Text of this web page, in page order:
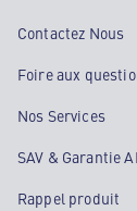
Contactez Nous
Foire aux
Nos Services
SAV & Garantie
Rappel produit